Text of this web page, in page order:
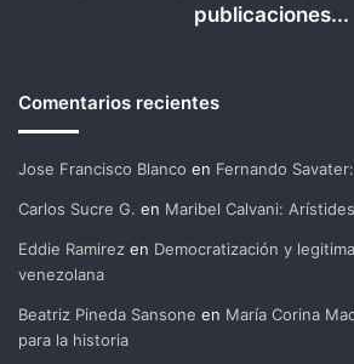
publicaciones...
Comentarios recientes
Jose Francisco Blanco en Fernando
Carlos Sucre G. en Maribel Calvani:
Eddie Ramirez en Democratización y
venezolana
Beatriz Pineda Sansone en María Corina
para la historia